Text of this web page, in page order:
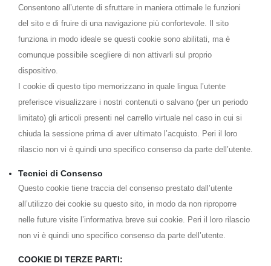
Consentono all’utente di sfruttare in maniera ottimale le funzioni
del sito e di fruire di una navigazione più confortevole. Il sito
funziona in modo ideale se questi cookie sono abilitati, ma è
comunque possibile scegliere di non attivarli sul proprio
dispositivo.
I cookie di questo tipo memorizzano in quale lingua l’utente
preferisce visualizzare i nostri contenuti o salvano (per un periodo
limitato) gli articoli presenti nel carrello virtuale nel caso in cui si
chiuda la sessione prima di aver ultimato l’acquisto. Peri il loro
rilascio non vi è quindi uno specifico consenso da parte dell’utente.
Tecnici di Consenso
Questo cookie tiene traccia del consenso prestato dall’utente
all’utilizzo dei cookie su questo sito, in modo da non riproporre
nelle future visite l’informativa breve sui cookie. Peri il loro rilascio
non vi è quindi uno specifico consenso da parte dell’utente.
COOKIE DI TERZE PARTI: